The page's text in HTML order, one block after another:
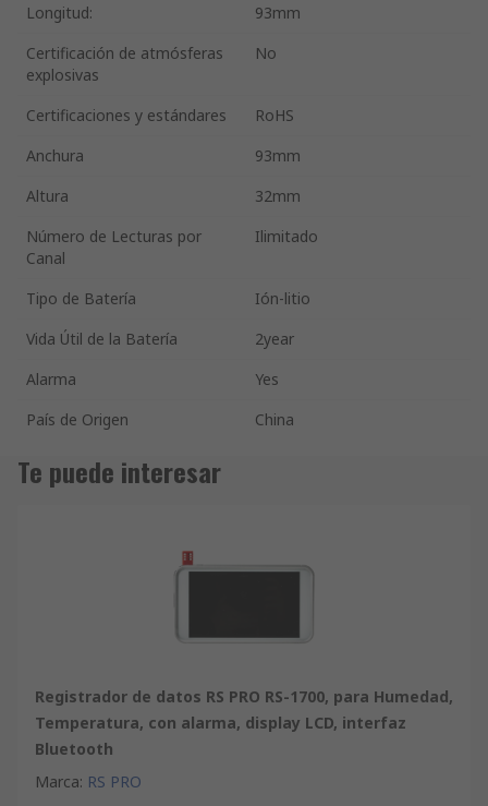
Longitud:
93mm
Certificación de atmósferas
explosivas
No
Certificaciones y estándares
RoHS
Anchura
93mm
Altura
32mm
Número de Lecturas por
Canal
Ilimitado
Tipo de Batería
Ión-litio
Vida Útil de la Batería
2year
Alarma
Yes
País de Origen
China
Te puede interesar
Registrador de datos RS PRO RS-1700, para Humedad,
Temperatura, con alarma, display LCD, interfaz
Bluetooth
Marca: RS PRO